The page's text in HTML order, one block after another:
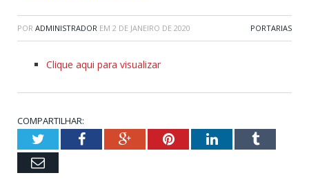
POR ADMINISTRADOR EM 2 DE JANEIRO DE 2020 PORTARIAS
Clique aqui para visualizar
COMPARTILHAR:
TwitterFacebookGoogle+PinterestLinkedInTumblr
Email